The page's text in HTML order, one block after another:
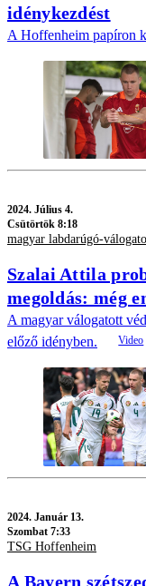
idénykezdést
A Hoffenheim papíron
2024. Július 4.
Csütörtök 8:18
magyar labdarúgó-
Szalai Attila
megoldás: még
A magyar válogatott
előző idényben.
2024. Január 13.
Szombat 7:33
TSG Hoffenheim
A Bayern